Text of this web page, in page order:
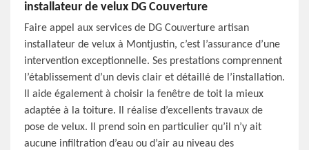
installateur de velux DG Couverture
Faire appel aux services de DG Couverture artisan
installateur de velux à Montjustin, c’est l’assurance d’une
intervention exceptionnelle. Ses prestations comprennent
l’établissement d’un devis clair et détaillé de l’installation.
Il aide également à choisir la fenêtre de toit la mieux
adaptée à la toiture. Il réalise d’excellents travaux de
pose de velux. Il prend soin en particulier qu’il n’y ait
aucune infiltration d’eau ou d’air au niveau des